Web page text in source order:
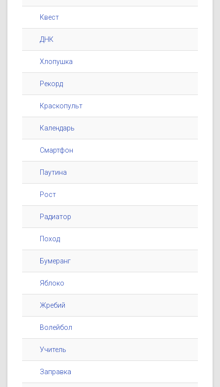
Квест
ДНК
Хлопушка
Рекорд
Краскопульт
Календарь
Смартфон
Паутина
Рост
Радиатор
Поход
Бумеранг
Яблоко
Жребий
Волейбол
Учитель
Заправка